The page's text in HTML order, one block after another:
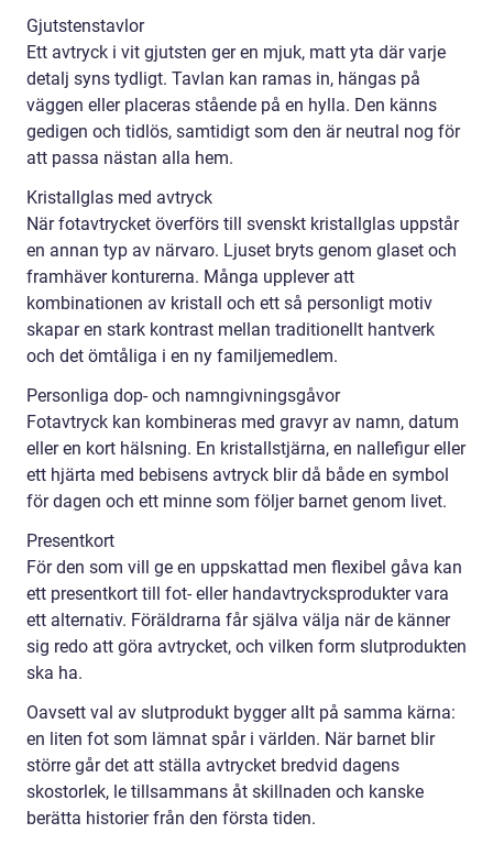
Gjutstenstavlor
Ett avtryck i vit gjutsten ger en mjuk, matt yta där varje
detalj syns tydligt. Tavlan kan ramas in, hängas på
väggen eller placeras stående på en hylla. Den känns
gedigen och tidlös, samtidigt som den är neutral nog för
att passa nästan alla hem.
Kristallglas med avtryck
När fotavtrycket överförs till svenskt kristallglas uppstår
en annan typ av närvaro. Ljuset bryts genom glaset och
framhäver konturerna. Många upplever att
kombinationen av kristall och ett så personligt motiv
skapar en stark kontrast mellan traditionellt hantverk
och det ömtåliga i en ny familjemedlem.
Personliga dop- och namngivningsgåvor
Fotavtryck kan kombineras med gravyr av namn, datum
eller en kort hälsning. En kristallstjärna, en nallefigur eller
ett hjärta med bebisens avtryck blir då både en symbol
för dagen och ett minne som följer barnet genom livet.
Presentkort
För den som vill ge en uppskattad men flexibel gåva kan
ett presentkort till fot- eller handavtrycksprodukter vara
ett alternativ. Föräldrarna får själva välja när de känner
sig redo att göra avtrycket, och vilken form slutprodukten
ska ha.
Oavsett val av slutprodukt bygger allt på samma kärna:
en liten fot som lämnat spår i världen. När barnet blir
större går det att ställa avtrycket bredvid dagens
skostorlek, le tillsammans åt skillnaden och kanske
berätta historier från den första tiden.